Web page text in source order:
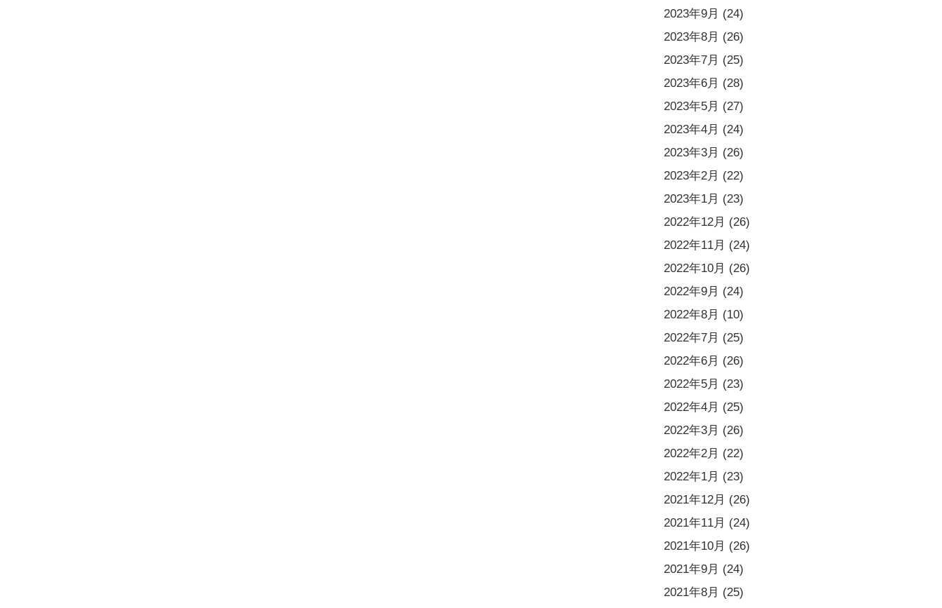
2023年9月 (24)
2023年8月 (26)
2023年7月 (25)
2023年6月 (28)
2023年5月 (27)
2023年4月 (24)
2023年3月 (26)
2023年2月 (22)
2023年1月 (23)
2022年12月 (26)
2022年11月 (24)
2022年10月 (26)
2022年9月 (24)
2022年8月 (10)
2022年7月 (25)
2022年6月 (26)
2022年5月 (23)
2022年4月 (25)
2022年3月 (26)
2022年2月 (22)
2022年1月 (23)
2021年12月 (26)
2021年11月 (24)
2021年10月 (26)
2021年9月 (24)
2021年8月 (25)